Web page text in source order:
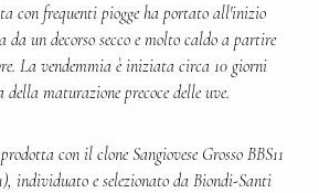
con frequenti piogge ha portato all'inizio
da un decorso secco e molto caldo a partire
La vendemmia è iniziata circa 10 giorni
maturazione precoce delle uve.
con il clone Sangiovese Grosso BBS11
individuato e selezionato da Biondi-Santi